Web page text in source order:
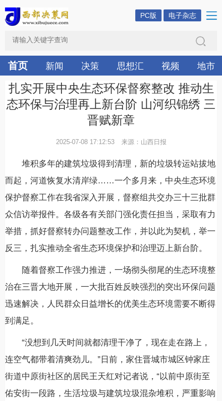
PC版 电子杂志
首页 新闻 决策 思想汇 视频 地市
扎实开展中央生态环保督察整改 推动生
态环保与治理再上新台阶 山河织锦绣 三
晋赋新章
2025-07-08 17:12:53 来源：山西日报
堆积多年的建筑垃圾得到清理，新的垃圾转运站拔地
而起，河道恢复水清岸绿……一个多月来，中央生态环境
保护督察工作在我省深入开展，督察组共交办三十三批群
众信访举报件。各级各有关部门强化责任担当，采取有力
举措，抓好督察转办问题整改工作，并以此为契机，举一
反三，扎实推动全省生态环境保护和治理迈上新台阶。
随着督察工作强力推进，一场彻头彻尾的生态环境整
治在三晋大地开展，一大批百姓反映强烈的突出环保问题
迅速解决，人民群众日益增长的优美生态环境需要不断得
到满足。
“没想到几天时间就都清理干净了，现在走在路上，
连空气都带着清爽劲儿。”日前，家住晋城市城区钟家庄
街道中原街社区的居民王天红对记者说，“以前中原街至
佑安街一段路，生活垃圾与建筑垃圾混杂堆积，严重影响